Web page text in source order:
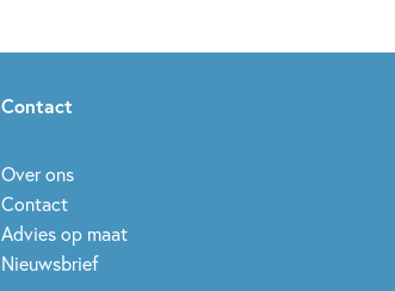
Contact
Over ons
Contact
Advies op maat
Nieuwsbrief